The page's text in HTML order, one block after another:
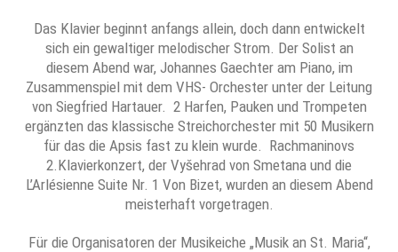
Das Klavier beginnt anfangs allein, doch dann entwickelt
sich ein gewaltiger melodischer Strom. Der Solist an
diesem Abend war, Johannes Gaechter am Piano, im
Zusammenspiel mit dem VHS- Orchester unter der Leitung
von Siegfried Hartauer. 2 Harfen, Pauken und Trompeten
ergänzten das klassische Streichorchester mit 50 Musikern
für das die Apsis fast zu klein wurde. Rachmaninovs
2.Klavierkonzert, der Vyšehrad von Smetana und die
L’Arlésienne Suite Nr. 1 Von Bizet, wurden an diesem Abend
meisterhaft vorgetragen.
Für die Organisatoren der Musikeiche „Musik an St. Maria“,